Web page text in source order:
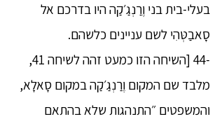
בעלי-בית בני וֶרַנְגַ׳קַה היו בדרכם אל
סָאבַטְּהִי לשם עניינים כלשהם.
-44 [השיחה הזו כמעט זהה לשיחה 41,
מלבד שם המקום וֶרַנְגַ׳קַה במקום סָאלָא,
והמשפטים ״התנהגות שלא בהתאם